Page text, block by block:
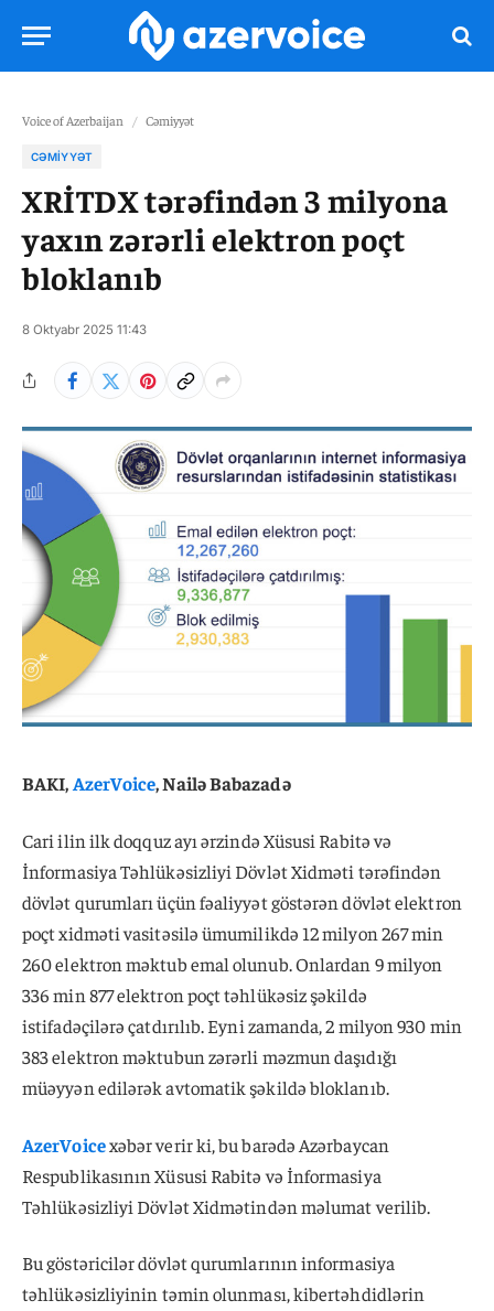
Voice of Azerbaijan / Cəmiyyət
CƏMIYYƏT
XRİTDX tərəfindən 3 milyona
yaxın zərərli elektron poçt
bloklanıb
8 Oktyabr 2025 11:43
BAKI,AzerVoice, Nailə Babazadə
Cari ilin ilk doqquz ayı ərzində Xüsusi Rabitə və
İnformasiya Təhlükəsizliyi Dövlət Xidməti tərəfindən
dövlət qurumları üçün fəaliyyət göstərən dövlət elektron
poçt xidməti vasitəsilə ümumilikdə 12 milyon 267 min
260 elektron məktub emal olunub. Onlardan 9 milyon
336 min 877 elektron poçt təhlükəsiz şəkildə
istifadəçilərə çatdırılıb. Eyni zamanda, 2 milyon 930 min
383 elektron məktubun zərərli məzmun daşıdığı
müəyyən edilərək avtomatik şəkildə bloklanıb.
AzerVoicexəbər verir ki, bu barədə Azərbaycan
Respublikasının Xüsusi Rabitə və İnformasiya
Təhlükəsizliyi Dövlət Xidmətindən məlumat verilib.
Bu göstəricilər dövlət qurumlarının informasiya
təhlükəsizliyinin təmin olunması, kibertəhdidlərin